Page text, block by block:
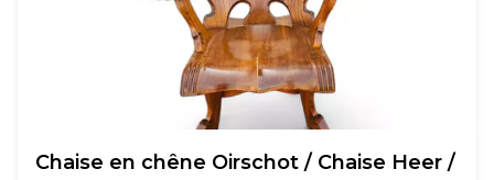
Chaise en chêne Oirschot / Chaise Heer /